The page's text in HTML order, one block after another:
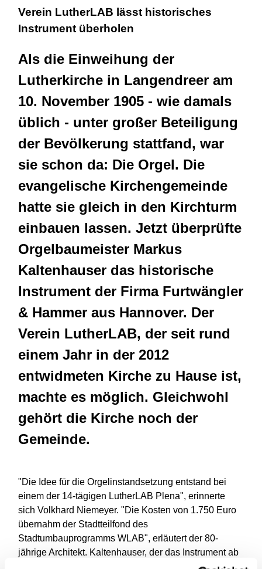
Verein LutherLAB lässt historisches
Instrument überholen
Als die Einweihung der
Lutherkirche in Langendreer am
10. November 1905 - wie damals
üblich - unter großer Beteiligung
der Bevölkerung stattfand, war
sie schon da: Die Orgel. Die
evangelische Kirchengemeinde
hatte sie gleich in den Kirchturm
einbauen lassen. Jetzt überprüfte
Orgelbaumeister Markus
Kaltenhauser das historische
Instrument der Firma Furtwängler
& Hammer aus Hannover. Der
Verein LutherLAB, der seit rund
einem Jahr in der 2012
entwidmeten Kirche zu Hause ist,
machte es möglich. Gleichwohl
gehört die Kirche noch der
Gemeinde.
"Die Idee für die Orgelinstandsetzung entstand bei
einem der 14-tägigen LutherLAB Plena", erinnerte
sich Volkhard Niemeyer. "Die Kosten von 1.750 Euro
übernahm der Stadtteilfond des
Stadtumbauprogramms WLAB", erläutert der 80-
jährige Architekt. Kaltenhauser, der das Instrument ab
1999 bis zur Entwidmung jährlich wartete, hatte mit